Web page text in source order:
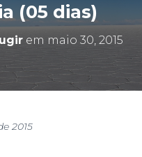
(05 dias)
em maio 30, 2015
2015